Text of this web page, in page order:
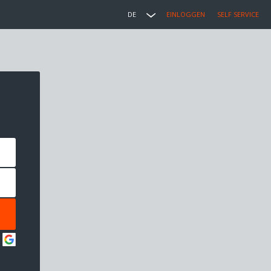
DE EINLOGGEN SELF SERVICE